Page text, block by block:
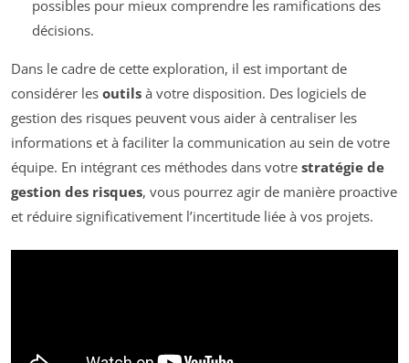
possibles pour mieux comprendre les ramifications des
décisions.
Dans le cadre de cette exploration, il est important de
considérer les outils à votre disposition. Des logiciels de
gestion des risques peuvent vous aider à centraliser les
informations et à faciliter la communication au sein de votre
équipe. En intégrant ces méthodes dans votre stratégie de
gestion des risques, vous pourrez agir de manière proactive
et réduire significativement l’incertitude liée à vos projets.